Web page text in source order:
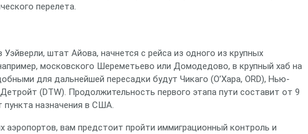
перелета.
штат Айова, начнется с рейса из одного из крупных
московского Шереметьево или Домодедово, в крупный хаб на
для дальнейшей пересадки будут Чикаго (О’Хара, ORD), Нью-
(DTW). Продолжительность первого этапа пути составит от 9
пункта назначения в США.
аэропортов, вам предстоит пройти иммиграционный контроль и